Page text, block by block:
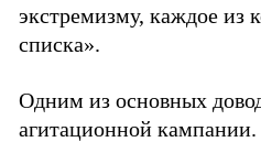
экстремизму, каждое из
списка».
Одним из основных
агитационной